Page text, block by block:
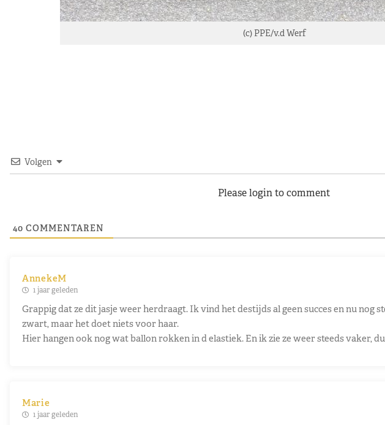
(c) PPE/v.d Werf
Volgen
Please login to comment
40 COMMENTAREN
AnnekeM
1 jaar geleden
Grappig dat ze dit jasje weer herdraagt. Ik vind het destijds al geen succes en nu nog
zwart, maar het doet niets voor haar.
Hier hangen ook nog wat ballon rokken in d elastiek. En ik zie ze weer steeds vaker,
Marie
1 jaar geleden